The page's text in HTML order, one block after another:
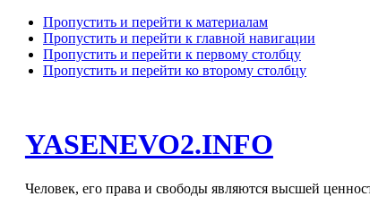
Пропустить и перейти к материалам
Пропустить и перейти к главной навигации
Пропустить и перейти к первому столбцу
Пропустить и перейти ко второму столбцу
YASENEVO2.INFO
Человек, его права и свободы являются высшей